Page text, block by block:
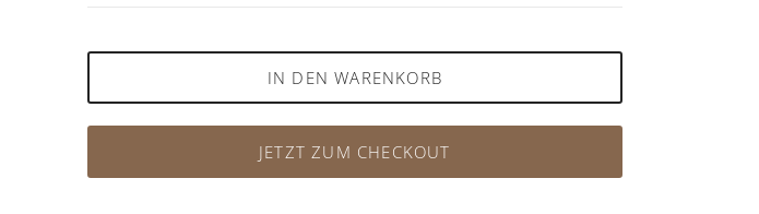
IN DEN WARENKORB
JETZT ZUM CHECKOUT